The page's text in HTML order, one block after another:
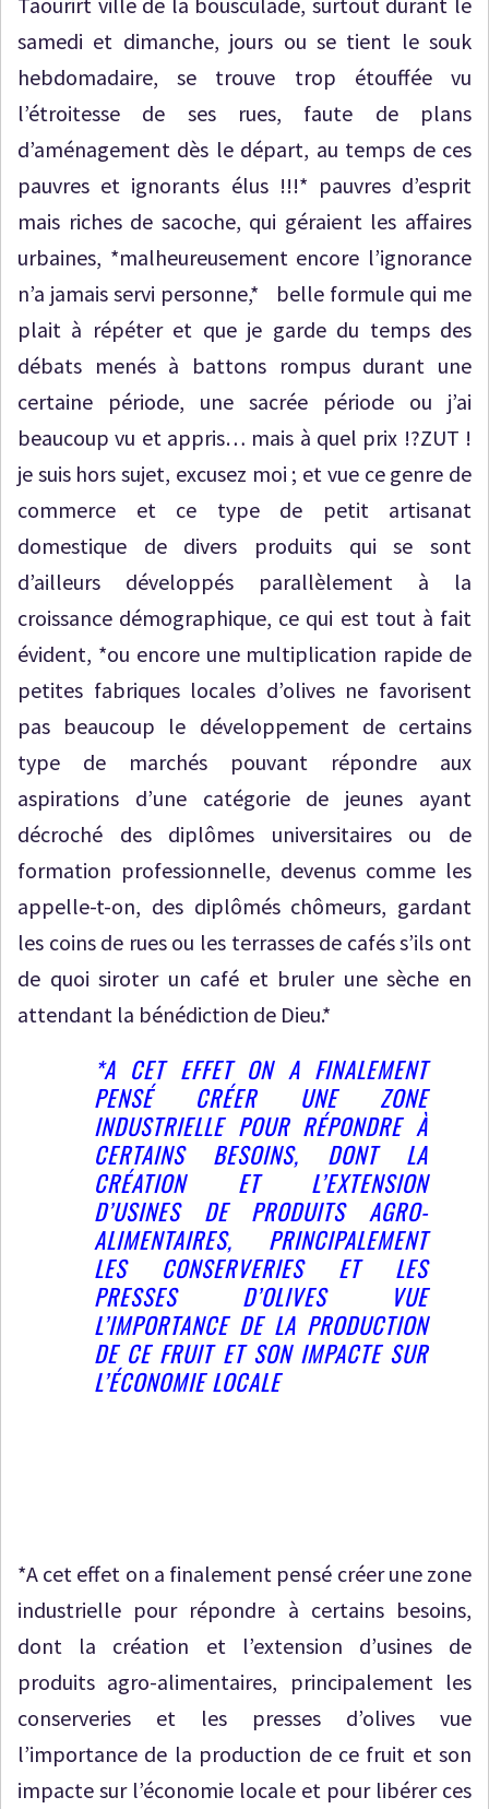
samedi et dimanche, jours ou se tient le souk
hebdomadaire, se trouve trop étouffée vu
l’étroitesse de ses rues, faute de plans
d’aménagement dès le départ, au temps de ces
pauvres et ignorants élus !!!* pauvres d’esprit
mais riches de sacoche, qui géraient les affaires
urbaines, *malheureusement encore l’ignorance
n’a jamais servi personne,* belle formule qui me
plait à répéter et que je garde du temps des
débats menés à battons rompus durant une
certaine période, une sacrée période ou j’ai
beaucoup vu et appris… mais à quel prix !?ZUT !
je suis hors sujet, excusez moi ; et vue ce genre de
commerce et ce type de petit artisanat
domestique de divers produits qui se sont
d’ailleurs développés parallèlement à la
croissance démographique, ce qui est tout à fait
évident, *ou encore une multiplication rapide de
petites fabriques locales d’olives ne favorisent
pas beaucoup le développement de certains
type de marchés pouvant répondre aux
aspirations d’une catégorie de jeunes ayant
décroché des diplômes universitaires ou de
formation professionnelle, devenus comme les
appelle-t-on, des diplômés chômeurs, gardant
les coins de rues ou les terrasses de cafés s’ils ont
de quoi siroter un café et bruler une sèche en
attendant la bénédiction de Dieu.*
*A CET EFFET ON A FINALEMENT
PENSÉ CRÉER UNE ZONE
INDUSTRIELLE POUR RÉPONDRE À
CERTAINS BESOINS, DONT LA
CRÉATION ET L’EXTENSION
D’USINES DE PRODUITS AGRO-
ALIMENTAIRES, PRINCIPALEMENT
LES CONSERVERIES ET LES
PRESSES D’OLIVES VUE
L’IMPORTANCE DE LA PRODUCTION
DE CE FRUIT ET SON IMPACTE SUR
L’ÉCONOMIE LOCALE
*A cet effet on a finalement pensé créer une zone
industrielle pour répondre à certains besoins,
dont la création et l’extension d’usines de
produits agro-alimentaires, principalement les
conserveries et les presses d’olives vue
l’importance de la production de ce fruit et son
impacte sur l’économie locale et pour libérer ces